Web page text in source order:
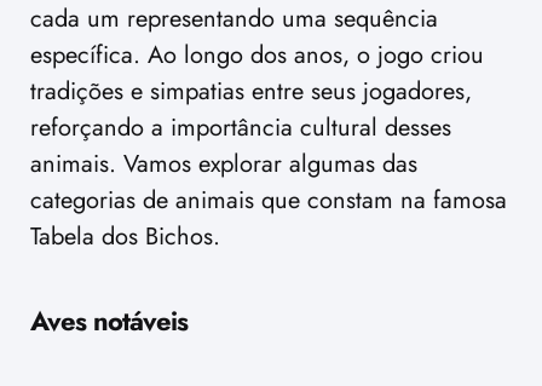
cada um representando uma sequência
específica. Ao longo dos anos, o jogo criou
tradições e simpatias entre seus jogadores,
reforçando a importância cultural desses
animais. Vamos explorar algumas das
categorias de animais que constam na famosa
Tabela dos Bichos.
Aves notáveis